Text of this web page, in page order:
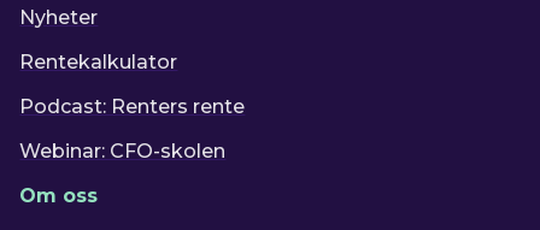
Nyheter
Rentekalkulator
Podcast: Renters rente
Webinar: CFO-skolen
Om oss